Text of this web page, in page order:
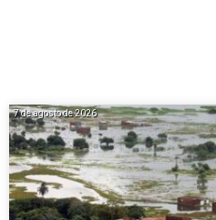
7 de agosto de 2026